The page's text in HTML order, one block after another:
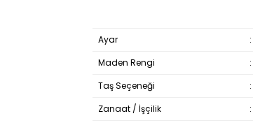
Ayar :
Maden Rengi
:
Taş Seçeneği
:
Zanaat / İşçilik
: